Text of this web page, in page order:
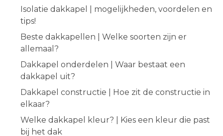
Isolatie dakkapel | mogelijkheden, voordelen en
tips!
Beste dakkapellen | Welke soorten zijn er
allemaal?
Dakkapel onderdelen | Waar bestaat een
dakkapel uit?
Dakkapel constructie | Hoe zit de constructie in
elkaar?
Welke dakkapel kleur? | Kies een kleur die past
bij het dak